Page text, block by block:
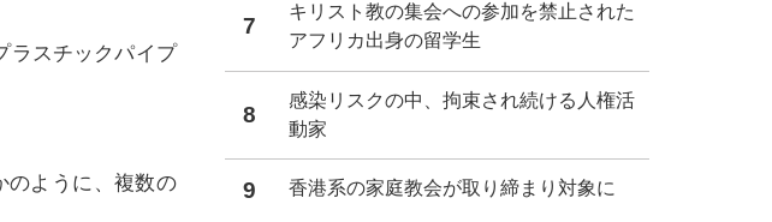
ラスチックパイプ
のように、複数の
7
キリスト教の集会への参加を禁止された
アフリカ出身の留学生
8
感染リスクの中、拘束され続ける人権活
動家
9 香港系の家庭教会が取り締まり対象に